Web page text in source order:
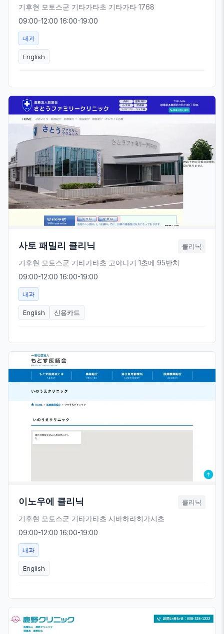
기후현 모토스군 기타가타초 기타가타 1768
09:00-12:00 16:00-19:00
내과
English
사토 패밀리 클리닉 클리닉
기후현 모토스군 기타가타초 고야나기 1초메 95반치
09:00-12:00 16:00-19:00
내과
English 신용카드
이노우에 클리닉 클리닉
기후현 모토스군 기타가타초 시바하라히가시초
09:00-12:00 16:00-19:00
내과
English